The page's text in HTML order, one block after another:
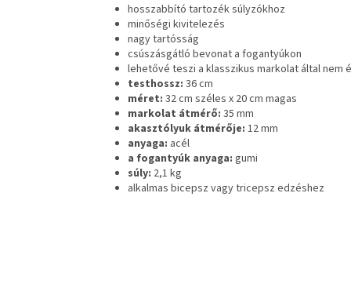
hosszabbító tartozék súlyzókhoz
minőségi kivitelezés
nagy tartósság
csúszásgátló bevonat a fogantyúkon
lehetővé teszi a klasszikus markolat által
testhossz: 36 cm
méret: 32 cm széles x 20 cm magas
markolat átmérő: 35 mm
akasztólyuk átmérője: 12 mm
anyaga: acél
a fogantyúk anyaga: gumi
súly: 2,1 kg
alkalmas bicepsz vagy tricepsz edzéshez